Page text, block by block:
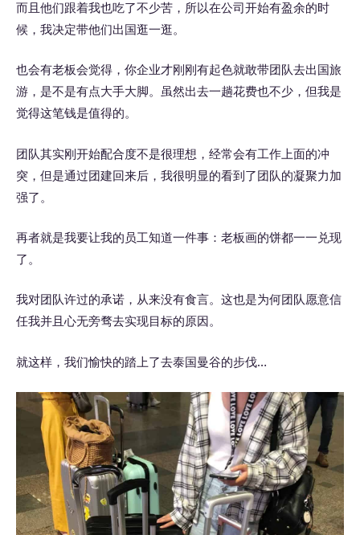
而且他们跟着我也吃了不少苦，所以在公司开始有盈余的时
候，我决定带他们出国逛一逛。
也会有老板会觉得，你企业才刚刚有起色就敢带团队去出国旅
游，是不是有点大手大脚。虽然出去一趟花费也不少，但我是
觉得这笔钱是值得的。
团队其实刚开始配合度不是很理想，经常会有工作上面的冲
突，但是通过团建回来后，我很明显的看到了团队的凝聚力加
强了。
再者就是我要让我的员工知道一件事：老板画的饼都一一兑现
了。
我对团队许过的承诺，从来没有食言。这也是为何团队愿意信
任我并且心无旁骛去实现目标的原因。
就这样，我们愉快的踏上了去泰国曼谷的步伐…